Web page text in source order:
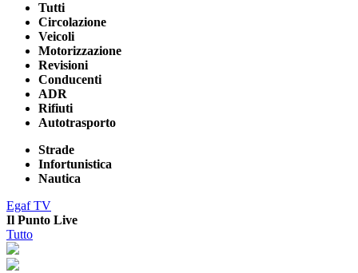
Tutti
Circolazione
Veicoli
Motorizzazione
Revisioni
Conducenti
ADR
Rifiuti
Autotrasporto
Strade
Infortunistica
Nautica
Egaf TV
Il Punto Live
Tutto